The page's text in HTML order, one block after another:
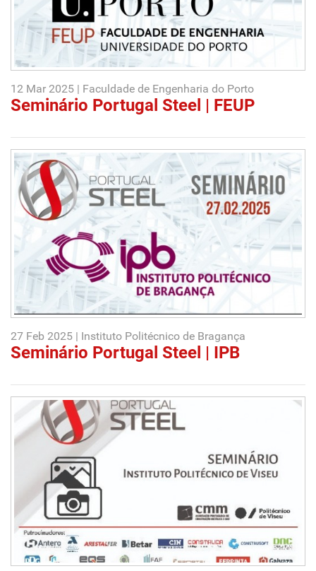
12 Mar 2025 | Faculdade de Engenharia do Porto
Seminário Portugal Steel | FEUP
27 Feb 2025 | Instituto Politécnico de Bragança
Seminário Portugal Steel | IPB